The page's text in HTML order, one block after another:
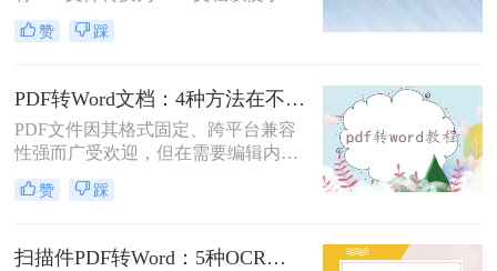
辑和修改。那么电脑上pdf怎么转换成
word文档呢？本文将介绍三种将PDF
完成PDF到Word的转换。
赞 踩
PDF转Word文档：4种方法在不同文件类型下的转换效果！
PDF文件因其格式固定、跨平台兼容
性强而广受欢迎，但在需要编辑内容
时，将其转换为可编辑的Word文档成
为刚需。那么pdf怎么转换成word文档
法，助您高效完成格式转换。
赞 踩
扫描件PDF转Word：5种OCR方案的识别精度和速度对比！